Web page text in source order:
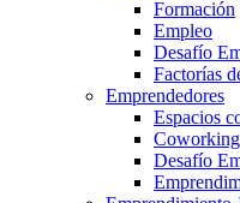
Formación
Empleo
Desafío
Factorías
Emprendedores
Espacios
Desafío